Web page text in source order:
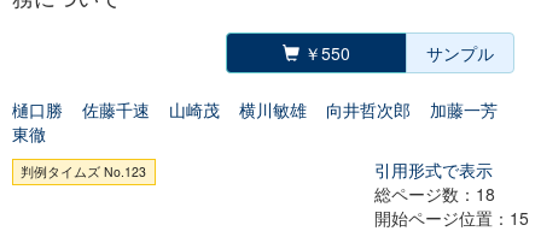
￥550 サンプル
樋口勝 佐藤千速 山崎茂 横川敏雄 向井哲次郎
加藤一芳
東徹
判例タイムズ No.123
引用形式で表示
総ページ数：18
開始ページ位置：15